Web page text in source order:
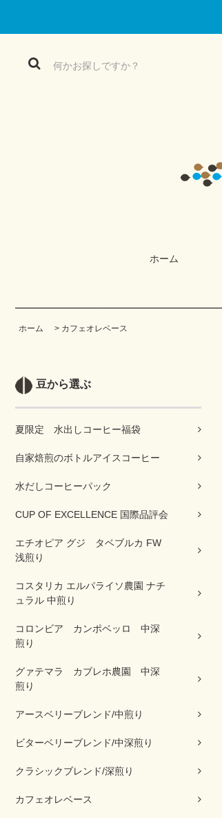
ホーム
ホーム > カフェオレベース
豆から選ぶ
夏限定 水出しコーヒー福袋
自家焙煎のボトルアイスコーヒー
水だしコーヒーパック
CUP OF EXCELLENCE 国際品評会
エチオピア グジ タベブルカ FW
浅煎り
コスタリカ エルパライソ農園 ナチ
ュラル 中煎り
コロンビア カンポベッロ 中深
煎り
グァテマラ カブレホ農園 中深
煎り
アースベリーブレンド/中煎り
ビターベリーブレンド/中深煎り
クラシックブレンド/深煎り
カフェオレベース